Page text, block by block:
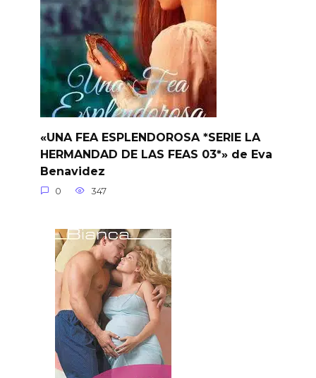
«UNA FEA ESPLENDOROSA *SERIE LA
HERMANDAD DE LAS FEAS 03*» de Eva
Benavidez
0 347